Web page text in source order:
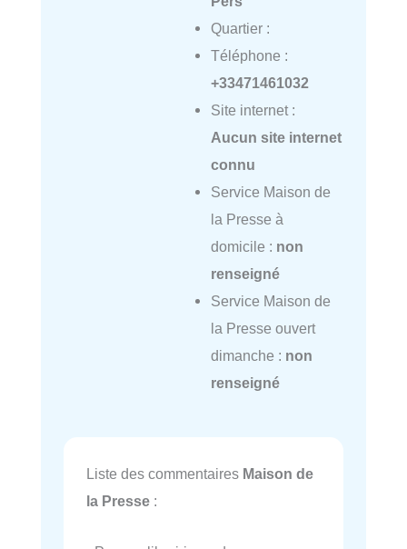
Quartier :
Téléphone :
+33471461032
Site internet :
Aucun site internet
connu
Service Maison de
la Presse à
domicile : non
renseigné
Service Maison de
la Presse ouvert
dimanche : non
renseigné
Liste des commentaires Maison de
la Presse :